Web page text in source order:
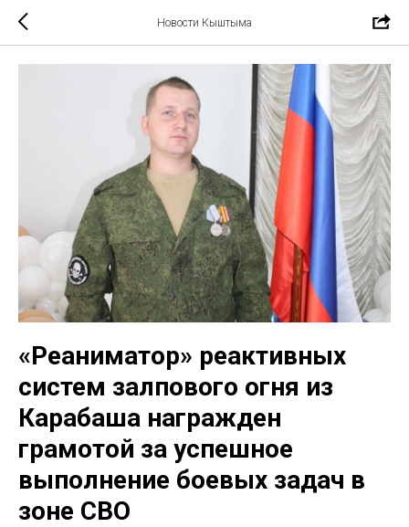
Новости Кыштыма
«Реаниматор» реактивных
систем залпового огня из
Карабаша награжден
грамотой за успешное
выполнение боевых задач в
зоне СВО